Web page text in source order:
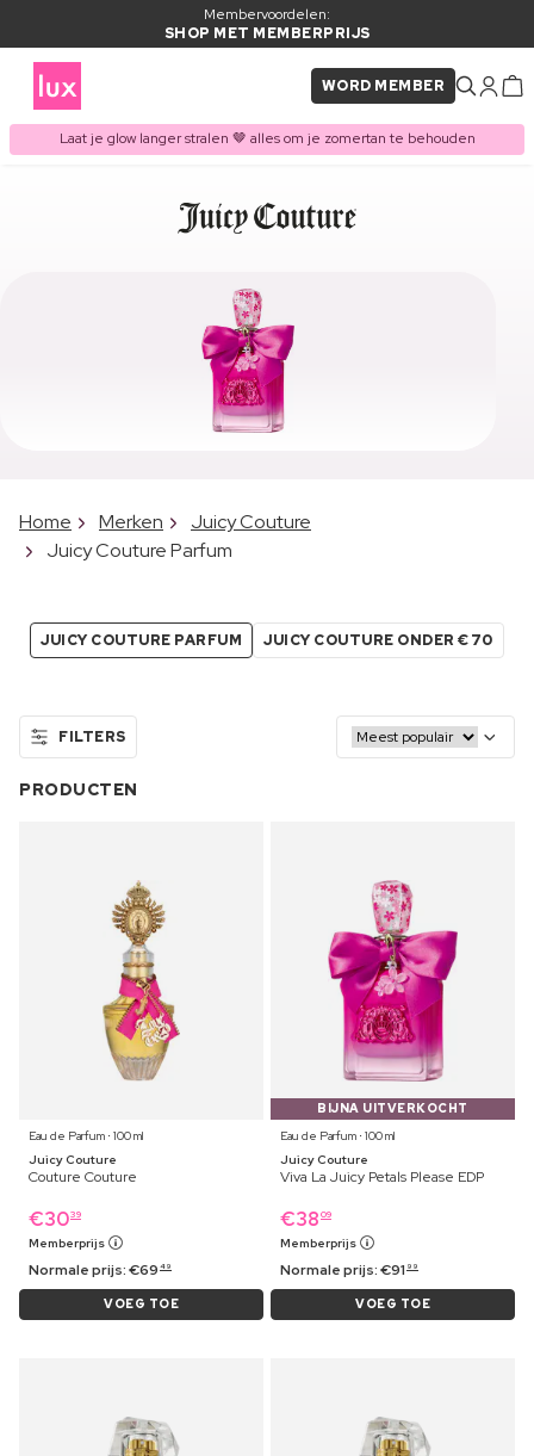
Membervoordelen:
SHOP MET MEMBERPRIJS
WORD MEMBER
Laat je glow langer stralen 🤎 alles om je zomertan te behouden
Home Merken
Juicy Couture
Juicy Couture Parfum
JUICY COUTURE PARFUM JUICY COUTURE ONDER €70
FILTERS
PRODUCTEN
Eau de Parfum ⋅ 100 ml
Juicy Couture
Couture Couture
€3039
Memberprijs
Normale prijs:€69 49
VOEG TOE
BIJNA UITVERKOCHT
Eau de Parfum ⋅ 100 ml
Juicy Couture
Viva La Juicy Petals Please EDP
€38 09
Memberprijs
Normale prijs:€91 99
VOEG TOE